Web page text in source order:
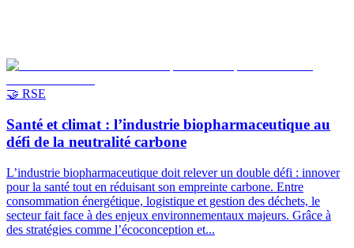
🤝 RSE
Santé et climat : l’industrie biopharmaceutique au
défi de la neutralité carbone
L’industrie biopharmaceutique doit relever un double défi : innover
pour la santé tout en réduisant son empreinte carbone. Entre
consommation énergétique, logistique et gestion des déchets, le
secteur fait face à des enjeux environnementaux majeurs. Grâce à
des stratégies comme l’écoconception et...